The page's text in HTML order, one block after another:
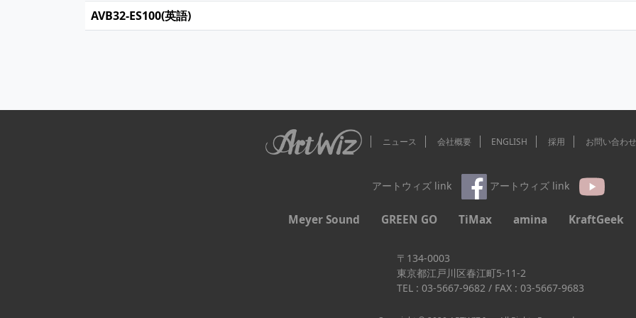
AVB32-ES100(英語)
ニュース 会社概要 ENGLISH 採用 お問い合わせ
アートウィズ link アートウィズ link
Meyer Sound GREEN GO TiMax amina KraftGeek
〒134-0003
東京都江戸川区春江町5-11-2
TEL : 03-5667-9682 / FAX : 03-5667-9683